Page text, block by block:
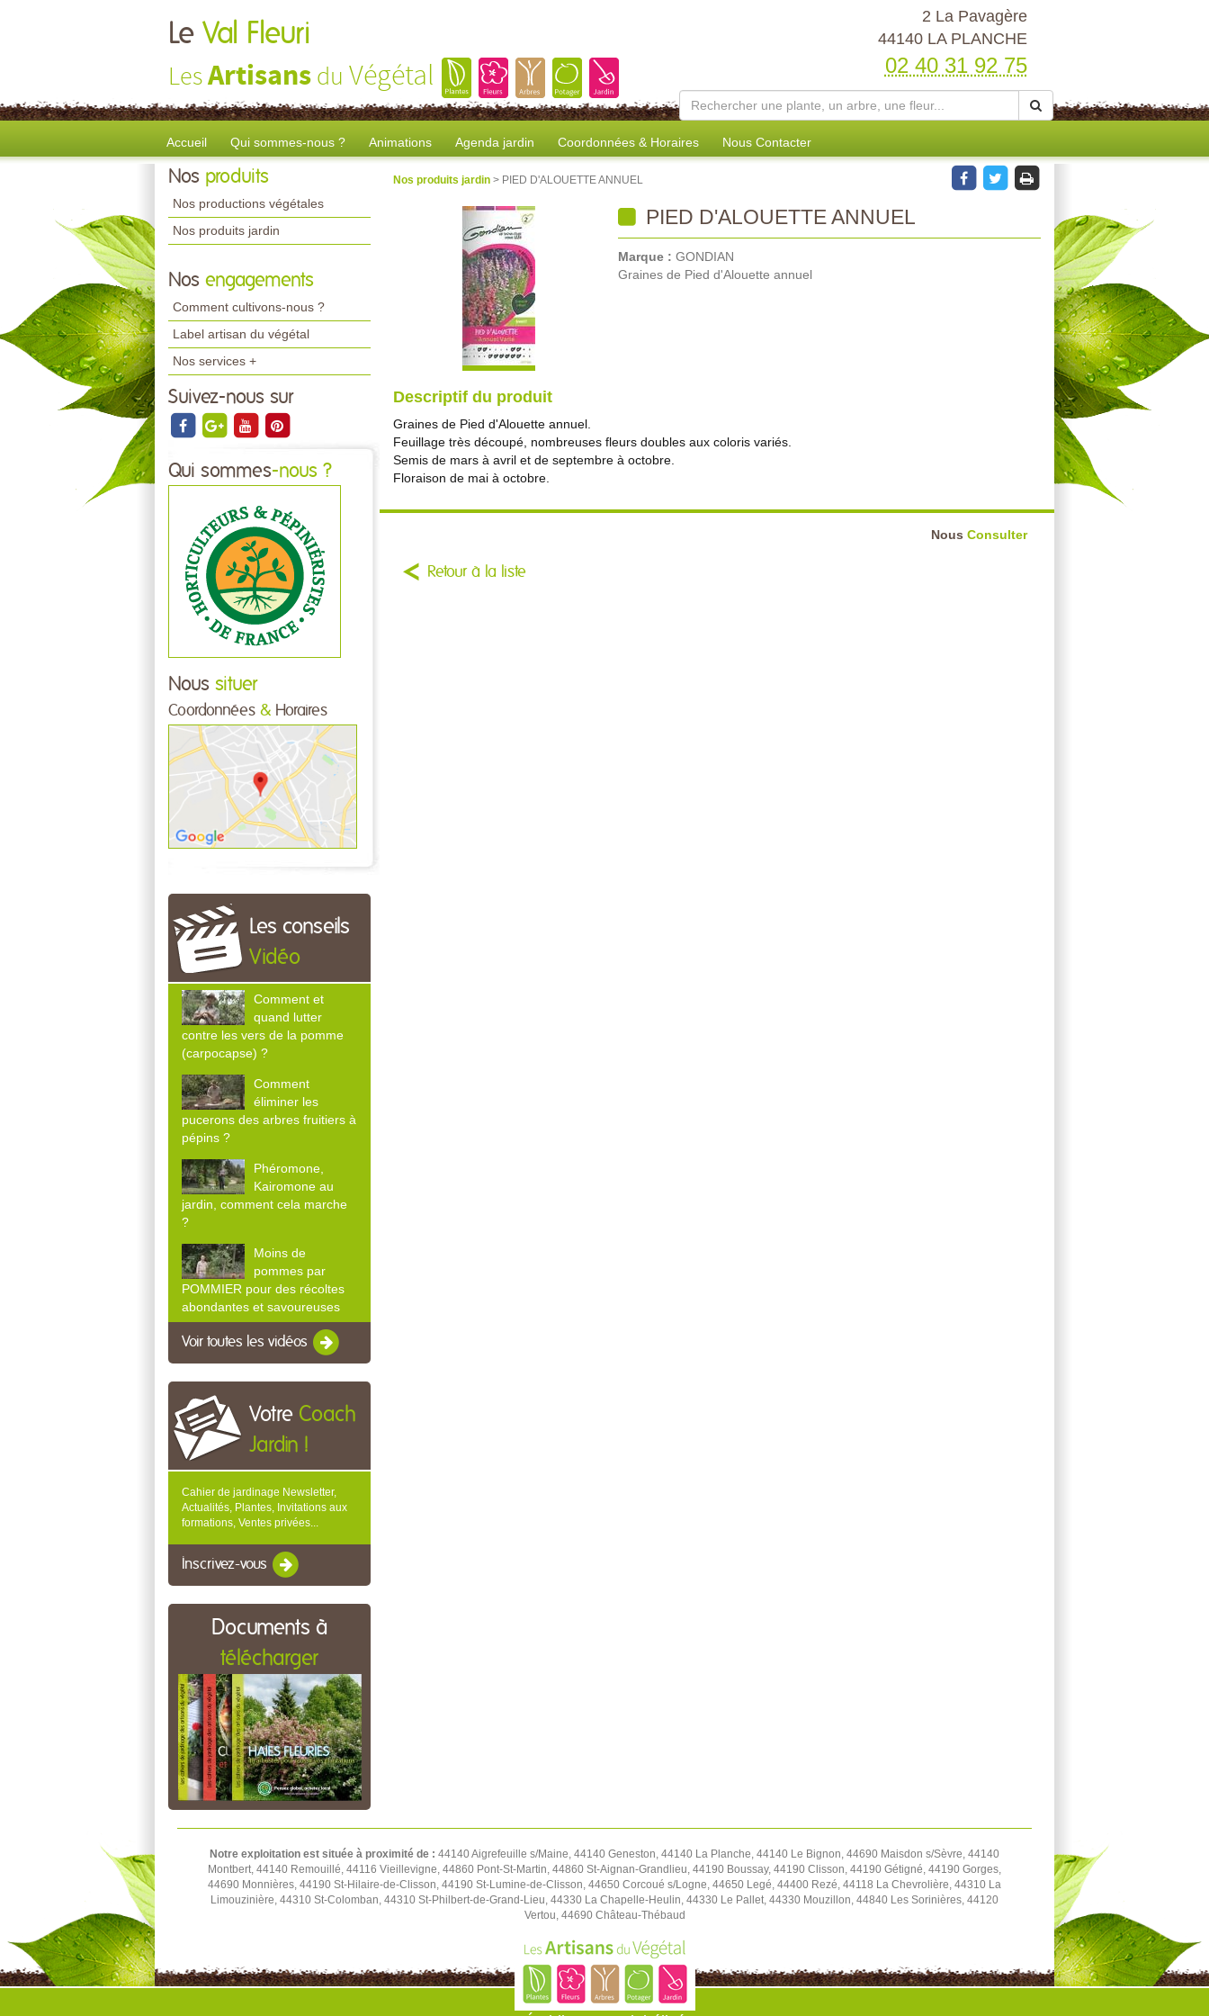
Le Val Fleuri
LesArtisans du Végétal
2 La Pavagère
44140 LA PLANCHE
02 40 31 92 75
Accueil Qui sommes-nous ? Animations Agenda jardin Coordonnées & Horaires Nous Contacter
Nos produits
Nos productions végétales
Nos produits jardin
Nos engagements
Comment cultivons-nous ?
Label artisan du végétal
Nos services +
Suivez-nous sur
Qui sommes-nous ?
Nous situer
Coordonnées & Horaires
Les conseils
Vidéo
Comment et
quand lutter
contre les vers de la pomme
(carpocapse) ?
Comment
éliminer les
pucerons des arbres fruitiers à
pépins ?
Phéromone,
Kairomone au
jardin, comment cela marche
?
Moins de
pommes par
POMMIER pour des récoltes
abondantes et savoureuses
Voir toutes les vidéos
Votre Coach
Jardin !
Cahier de jardinage Newsletter,
Actualités, Plantes, Invitations aux
formations, Ventes privées...
Inscrivez-vous
Documents à
télécharger
Nos produits jardin > PIED D'ALOUETTE ANNUEL
PIED D'ALOUETTE ANNUEL
Marque : GONDIAN
Graines de Pied d'Alouette annuel
Descriptif du produit
Graines de Pied d'Alouette annuel.
Feuillage très découpé, nombreuses fleurs doubles aux coloris variés.
Semis de mars à avril et de septembre à octobre.
Floraison de mai à octobre.
Nous Consulter
Retour à la liste
Notre exploitation est située à proximité de : 44140 Aigrefeuille s/Maine, 44140 Geneston, 44140 La Planche, 44140 Le Bignon, 44690 Maisdon s/Sèvre, 44140
Montbert, 44140 Remouillé, 44116 Vieillevigne, 44860 Pont-St-Martin, 44860 St-Aignan-Grandlieu, 44190 Boussay, 44190 Clisson, 44190 Gétigné, 44190 Gorges,
44690 Monnières, 44190 St-Hilaire-de-Clisson, 44190 St-Lumine-de-Clisson, 44650 Corcoué s/Logne, 44650 Legé, 44400 Rezé, 44118 La Chevrolière, 44310 La
Limouzinière, 44310 St-Colomban, 44310 St-Philbert-de-Grand-Lieu, 44330 La Chapelle-Heulin, 44330 Le Pallet, 44330 Mouzillon, 44840 Les Sorinières, 44120
Vertou, 44690 Château-Thébaud